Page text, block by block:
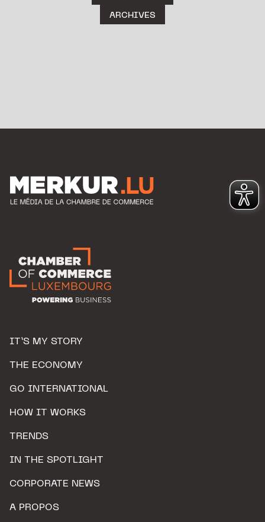
ARCHIVES
IT’S MY STORY
THE ECONOMY
GO INTERNATIONAL
HOW IT WORKS
TRENDS
IN THE SPOTLIGHT
CORPORATE NEWS
A PROPOS